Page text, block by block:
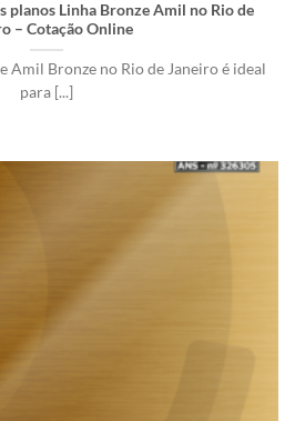
planos Linha Bronze Amil no Rio de
– Cotação Online
Amil Bronze no Rio de Janeiro é ideal
para [...]